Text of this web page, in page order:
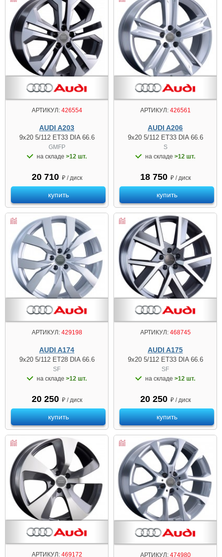
АРТИКУЛ:426554
AUDI A203
9x20 5/112 ET33 DIA 66.6
GMFP
на складе >12 шт.
20 710 ₽ / диск
купить
АРТИКУЛ:426561
AUDI A206
9x20 5/112 ET33 DIA 66.6
S
на складе >12 шт.
18 750 ₽ / диск
купить
АРТИКУЛ:429198
AUDI A174
9x20 5/112 ET28 DIA 66.6
SF
на складе >12 шт.
20 250 ₽ / диск
купить
АРТИКУЛ:468745
AUDI A175
9x20 5/112 ET33 DIA 66.6
SF
на складе >12 шт.
20 250 ₽ / диск
купить
АРТИКУЛ:469172 АРТИКУЛ:474980